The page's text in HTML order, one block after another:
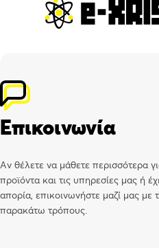
Επικοινωνία
Αν θέλετε να μάθετε περισσότερα
προϊόντα και τις υπηρεσίες μας ή
απορία, επικοινωνήστε μαζί μας με
παρακάτω τρόπους.